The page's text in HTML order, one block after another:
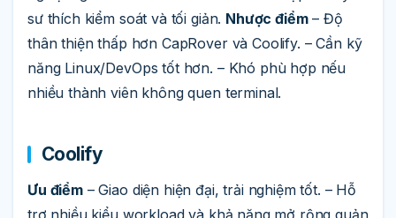
sư thích kiểm soát và tối giản. Nhược điểm– Độ
thân thiện thấp hơn CapRover và Coolify. – Cần kỹ
năng Linux/DevOps tốt hơn. – Khó phù hợp nếu
nhiều thành viên không quen terminal.
Coolify
Ưu điểm– Giao diện hiện đại, trải nghiệm tốt. – Hỗ
trợ nhiều kiểu workload và khả năng mở rộng quản